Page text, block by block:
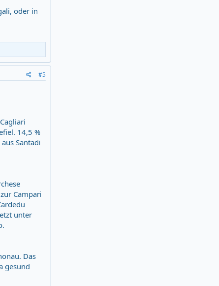
oder in
#5
14,5 %
Santadi
Campari
unter
Das
gesund